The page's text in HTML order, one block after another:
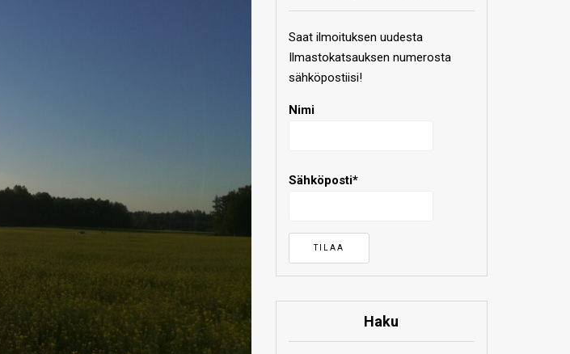
Saat ilmoituksen uudesta
Ilmastokatsauksen numerosta
sähköpostiisi!
Nimi
Sähköposti*
Haku